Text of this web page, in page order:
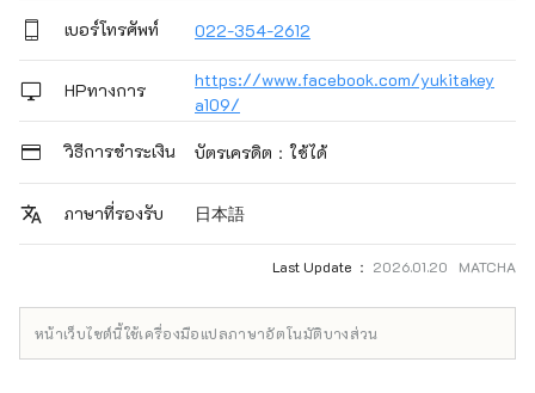
เบอร์โทรศัพท์ 022-354-2612
HPทางการ
https://www.facebook.com/yukitakey
a109/
วิธีการชำระเงิน บัตรเครดิต：ใช้ได้
ภาษาที่รองรับ 日本語
Last Update ： 2026.01.20 MATCHA
หน้าเว็บไซต์นี้ใช้เครื่องมือแปลภาษาอัตโนมัติบางส่วน